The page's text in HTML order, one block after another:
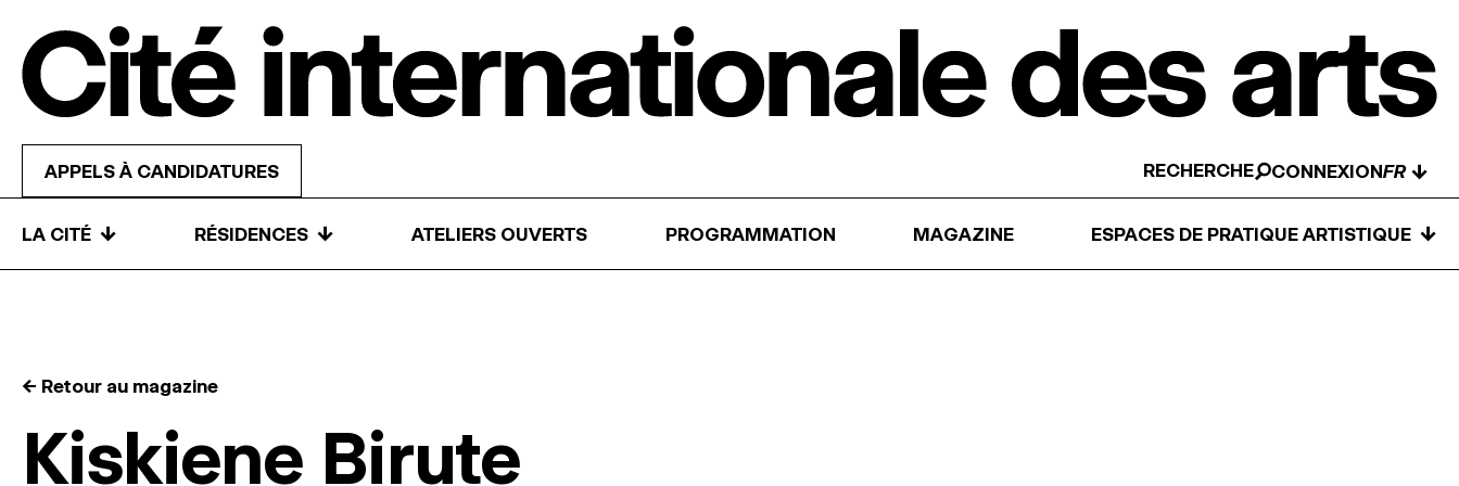
APPELS À CANDIDATURES RECHERCHE CONNEXION ↓
LA CITÉ ↓ RÉSIDENCES ↓ ATELIERS OUVERTS PROGRAMMATION MAGAZINE ESPACES DE PRATIQUE ARTISTIQUE ↓
← Retour au magazine
Kiskiene Birute